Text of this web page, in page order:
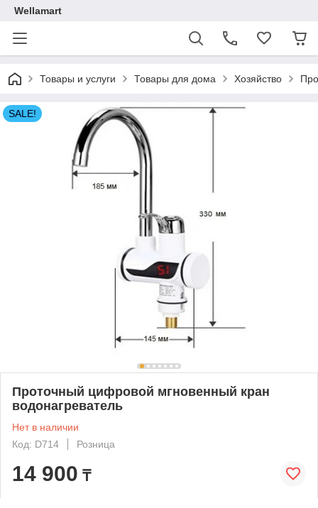
Wellamart
Товары и услуги Товары для дома Хозяйство
SALE!
Проточный цифровой мгновенный кран
водонагреватель
Нет в наличии
Код: D714
Розница
14 900 ₸